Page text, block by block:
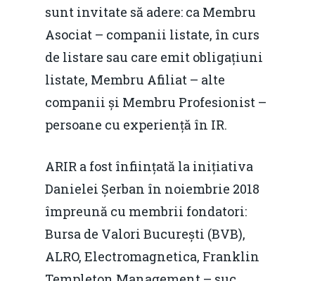
sunt invitate să adere: ca Membru
Asociat – companii listate, în curs
de listare sau care emit obligațiuni
listate, Membru Afiliat – alte
companii și Membru Profesionist –
persoane cu experiență în IR.
ARIR a fost înființată la inițiativa
Danielei Șerban în noiembrie 2018
împreună cu membrii fondatori:
Bursa de Valori București (BVB),
ALRO, Electromagnetica, Franklin
IMM
Rolul băncilor în
IMM
Redresare vs.
Fiscalitate pentru o
Martie 2016
Decembrie 2015
Mai 2015
Martie 2015
Agribusiness
Energia
Construcții și
pentru o Românie
Piața gazelor naturale:
predictibilitate,
concurență.
Daniel Apostol
Email: